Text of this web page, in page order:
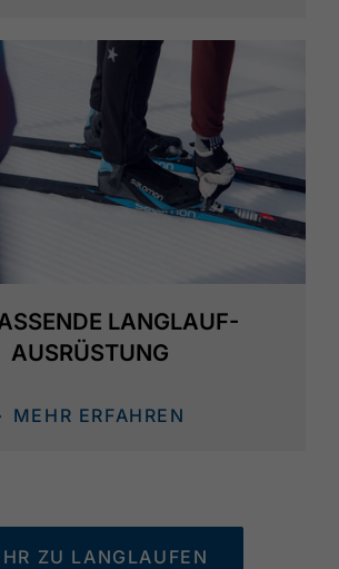
LANGLAUF-
AUSRÜSTUNG
MEHR ERFAHREN
ZU LANGLAUFEN